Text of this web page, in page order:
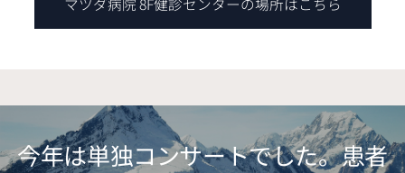
マツダ病院 8F健診センターの場所はこちら
今年は単独コンサートでした。患者